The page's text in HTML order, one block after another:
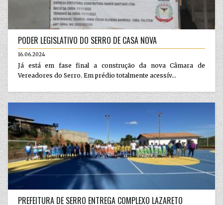
PODER LEGISLATIVO DO SERRO DE CASA NOVA
16.06.2024
Já está em fase final a construção da nova Câmara de
Vereadores do Serro. Em prédio totalmente acessív...
PREFEITURA DE SERRO ENTREGA COMPLEXO LAZARETO